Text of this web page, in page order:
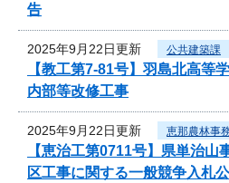
告
2025年9月22日更新 公共建築課
【教工第7-81号】羽島北高等
内部等改修工事
2025年9月22日更新 恵那農林事
【恵治工第0711号】県単治
区工事に関する一般競争入札